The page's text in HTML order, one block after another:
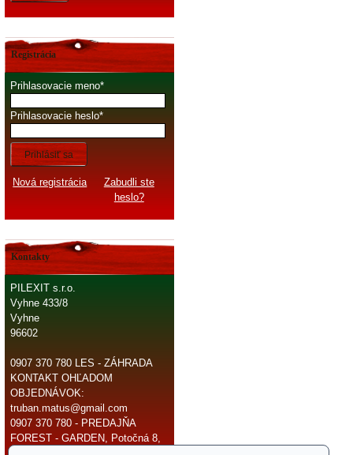
Registrácia
Prihlasovacie meno
Prihlasovacie heslo
Prihlásiť sa
Nová registrácia
Zabudli ste
heslo?
Kontakty
PILEXIT s.r.o.
Vyhne 433/8
Vyhne
96602
0907 370 780 LES - ZÁHRADA
KONTAKT OHĽADOM
OBJEDNÁVOK:
truban.matus@gmail.com
0907 370 780 - PREDAJŇA
FOREST - GARDEN, Potočná 8,